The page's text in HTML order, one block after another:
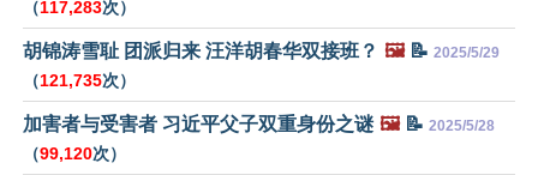
（117,283次）
胡锦涛雪耻 团派归来 汪洋胡春华双接班？ 🖼️📝 2025/5/29
（121,735次）
加害者与受害者 习近平父子双重身份之谜 🖼️📝 2025/5/28
（99,120次）